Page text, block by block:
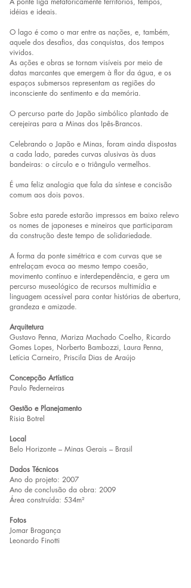
idéias e ideais.
O lago é como o mar entre as nações, e, também,
aquele dos desafios, das conquistas, dos tempos
vividos.
As ações e obras se tornam visíveis por meio de
datas marcantes que emergem à flor da água, e os
espaços submersos representam as regiões do
inconsciente do sentimento e da memória.
O percurso parte do Japão simbólico plantado de
cerejeiras para a Minas dos Ipês-Brancos.
Celebrando o Japão e Minas, foram ainda dispostas
a cada lado, paredes curvas alusivas às duas
bandeiras: o círculo e o triângulo vermelhos.
É uma feliz analogia que fala da síntese e concisão
comum aos dois povos.
Sobre esta parede estarão impressos em baixo relevo
os nomes de japoneses e mineiros que participaram
da construção deste tempo de solidariedade.
A forma da ponte simétrica e com curvas que se
entrelaçam evoca ao mesmo tempo coesão,
movimento contínuo e interdependência, e gera um
percurso museológico de recursos multimídia e
linguagem acessível para contar histórias de abertura,
grandeza e amizade.
Arquitetura
Gustavo Penna, Mariza Machado Coelho, Ricardo
Gomes Lopes, Norberto Bambozzi, Laura Penna,
Letícia Carneiro, Priscila Dias de Araújo
Concepção Artística
Paulo Pederneiras
Gestão e Planejamento
Risia Botrel
Local
Belo Horizonte – Minas Gerais – Brasil
Dados Técnicos
Ano do projeto: 2007
Ano de conclusão da obra: 2009
Área construída: 534m²
Fotos
Jomar Bragança
Leonardo Finotti